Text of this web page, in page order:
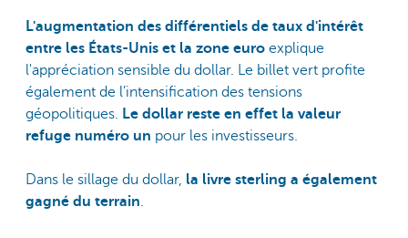
L'augmentation des différentiels de taux d'intérêt
entre les États-Unis et la zone euro explique
l'appréciation sensible du dollar. Le billet vert profite
également de l’intensification des tensions
géopolitiques. Le dollar reste en effet la valeur
refuge numéro un pour les investisseurs.
Dans le sillage du dollar, la livre sterling a également
gagné du terrain.